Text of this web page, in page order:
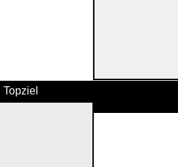
Topziel